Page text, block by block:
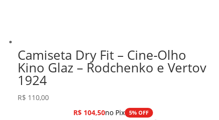
Camiseta Dry Fit – Cine-Olho
Kino Glaz – Rodchenko e Vertov
1924
R$ 110,00
R$104,50no Pix 5% OFF